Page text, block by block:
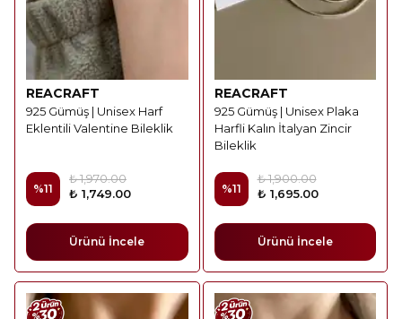
REACRAFT
925 Gümüş | Unisex Harf
Eklentili Valentine Bileklik
%11
₺ 1,970.00
₺ 1,749.00
Ürünü İncele
REACRAFT
925 Gümüş | Unisex Plaka
Harfli Kalın İtalyan Zincir
Bileklik
%11
₺ 1,900.00
₺ 1,695.00
Ürünü İncele